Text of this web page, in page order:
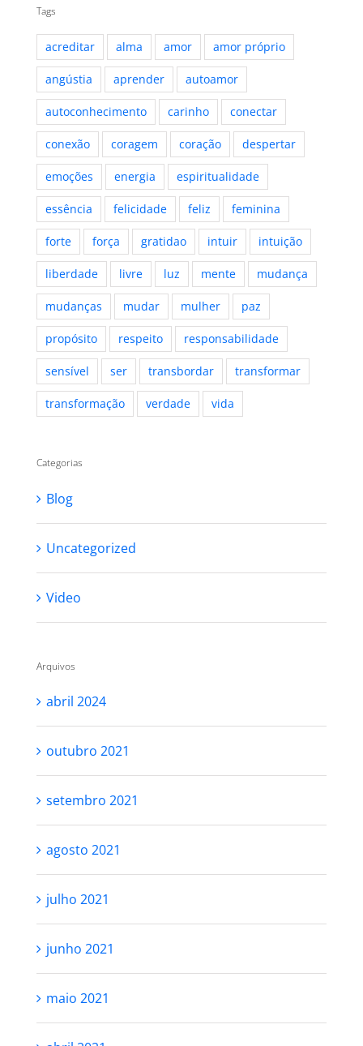
Tags
acreditar alma amor amor próprio
angústia aprender autoamor
autoconhecimento carinho conectar
conexão coragem coração despertar
emoções energia espiritualidade
essência felicidade feliz feminina
forte força gratidao intuir intuição
liberdade livre luz mente mudança
mudanças mudar mulher paz
propósito respeito responsabilidade
sensível ser transbordar transformar
transformação verdade vida
Categorias
Blog
Uncategorized
Video
Arquivos
abril 2024
outubro 2021
setembro 2021
agosto 2021
julho 2021
junho 2021
maio 2021